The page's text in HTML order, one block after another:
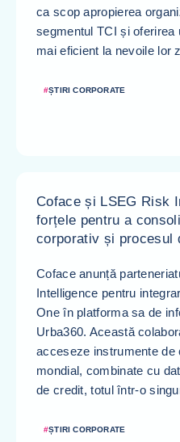
ca scop apropierea
segmentul TCI și oferirea
mai eficient la nevoile lor
#ȘTIRI CORPORATE
Coface și LSEG Risk
forțele pentru a
corporativ și procesul
Coface anunță
Intelligence pentru
One în platforma sa de
Urba360. Această
acceseze instrumente de
mondial, combinate cu
de credit, totul într-o
#ȘTIRI CORPORATE